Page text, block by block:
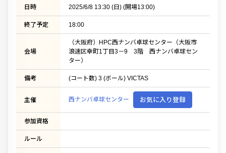
日時 2025/6/8 13:30 (日) (開場13:00)
終了予定 18:00
会場
（大阪府）HPC西ナンバ卓球センター（大阪市
浪速区幸町1丁目3－9 3階 西ナンバ卓球セン
ター）
備考 (コート数) 3 (ボール) VICTAS
主催 西ナンバ卓球センター お気に入り登録
参加資格
ルール